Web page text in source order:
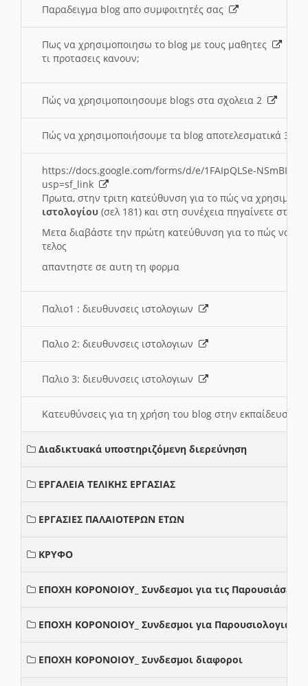
Παραδειγμα blog απο συμφοιτητές σας
Πως να χρησιμοποιησω το blog με τους μαθητες
τι προτασεις κανουν;
Πώς να χρησιμοποιησουμε blogs στα σχολεια 2
Πώς να χρησιμοποιήσουμε τα blog αποτελεσματικά 3
https://docs.google.com/forms/d/e/1FAIpQLSe-NSmBI-
usp=sf_link
Πρωτα, στην τριτη κατεύθυνση για το πώς να
ιστολογίου (σελ 181) και στη συνέχεια πηγαίνετε στο
Μετα διαβάστε την πρώτη κατεύθυνση για το πώς να
τελος
απαντηστε σε αυτη τη φορμα
Παλιο1 : διευθυνσεις ιστολογιων
Παλιο 2: διευθυνσεις ιστολογιων
Παλιο 3: διευθυνσεις ιστολογιων
Κατευθύνσεις για τη χρήση του blog στην εκπαίδευση
Διαδικτυακά υποστηριζόμενη διερεύνηση
ΕΡΓΑΛΕΙΑ ΤΕΛΙΚΗΣ ΕΡΓΑΣΙΑΣ
ΕΡΓΑΣΙΕΣ ΠΑΛΑΙΟΤΕΡΩΝ ΕΤΩΝ
ΚΡΥΦΟ
ΕΠΟΧΗ ΚΟΡΟΝΟΙΟΥ_ Συνδεσμοι για τις Παρουσιάσεις
ΕΠΟΧΗ ΚΟΡΟΝΟΙΟΥ_ Συνδεσμοι για Παρουσιολογια
ΕΠΟΧΗ ΚΟΡΟΝΟΙΟΥ_ Συνδεσμοι διαφοροι